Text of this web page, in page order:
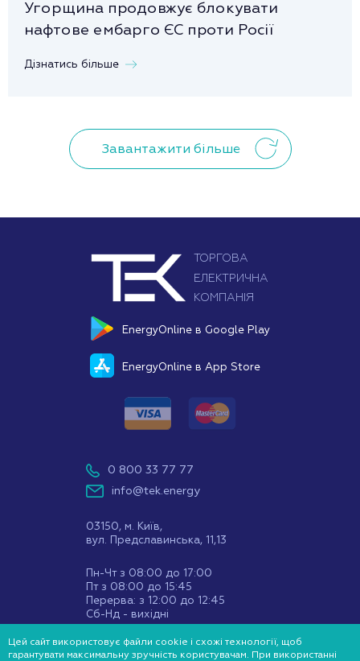
Угорщина продовжує блокувати
нафтове ембарго ЄС проти Росії
Дізнатись більше
Завантажити більше
EnergyOnline в Google Play
EnergyOnline в App Store
0 800 33 77 77
info@tek.energy
03150, м. Київ,
вул. Предславинська, 11,13
Пн-Чт з 08:00 до 17:00
Пт з 08:00 до 15:45
Перерва: з 12:00 до 12:45
Сб-Нд - вихідні
Ми у соц мережах:
Цей сайт використовує файли cookie і схожі технології, щоб
гарантувати максимальну зручність користувачам. При використанні